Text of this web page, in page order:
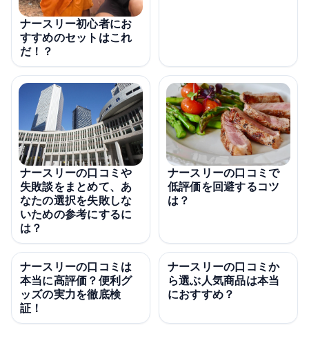
ナースリー初心者にお
すすめのセットはこれ
だ！？
ナースリーの口コミや
失敗談をまとめて、あ
なたの選択を失敗しな
いための参考にするに
は？
ナースリーの口コミで
低評価を回避するコツ
は？
ナースリーの口コミは
本当に高評価？便利グ
ッズの実力を徹底検
証！
ナースリーの口コミか
ら選ぶ人気商品は本当
におすすめ？